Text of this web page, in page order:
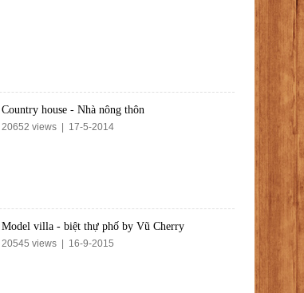
Country house - Nhà nông thôn
20652 views | 17-5-2014
Model villa - biệt thự phố by Vũ Cherry
20545 views | 16-9-2015